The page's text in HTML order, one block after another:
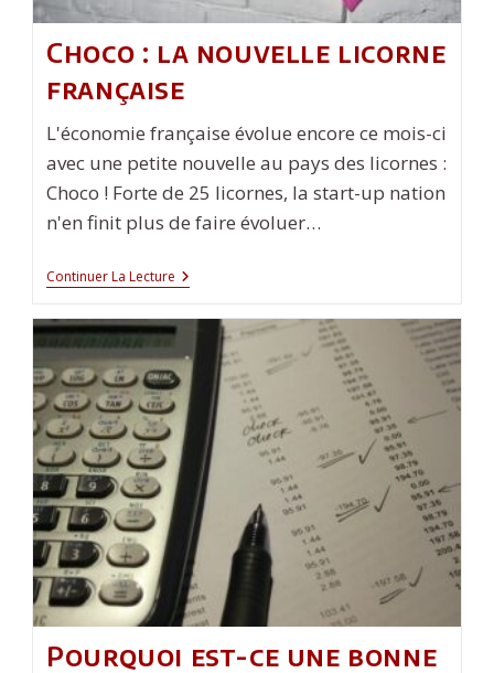
Choco : la nouvelle licorne
française
L'économie française évolue encore ce mois-ci
avec une petite nouvelle au pays des licornes :
Choco ! Forte de 25 licornes, la start-up nation
n'en finit plus de faire évoluer…
Continuer La Lecture Choco
:
Nouvelle
Licorne
Française
Pourquoi est-ce une bonne